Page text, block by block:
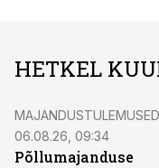
HETKEL
MAJANDUSTULEMUSED
06.08.26, 09:34
Põllumajanduse